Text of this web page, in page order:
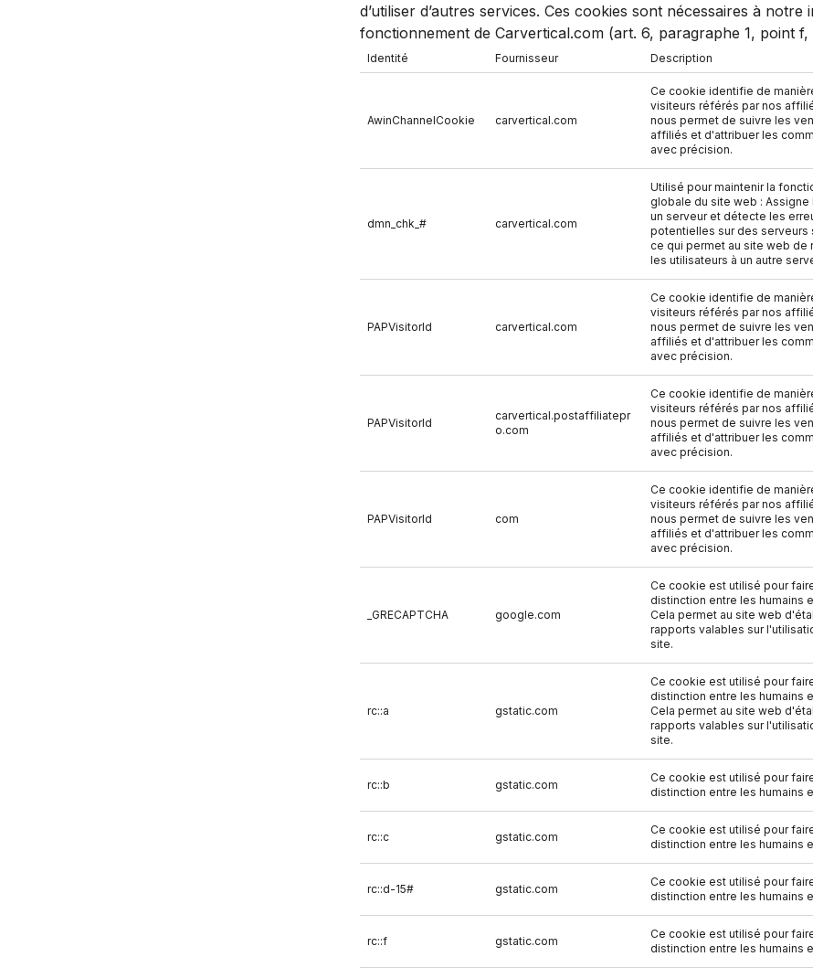
d’utiliser d’autres services. Ces cookies sont nécessaires à
fonctionnement de Carvertical.com (art. 6, paragraphe 1, point f,
Identité Fournisseur Description
AwinChannelCookie carvertical.com
Ce cookie identifie de
visiteurs référés par nos
nous permet de suivre les
affiliés et d'attribuer les
avec précision.
dmn_chk_# carvertical.com
Utilisé pour maintenir la
globale du site web : Assigne
un serveur et détecte les
potentielles sur des serveurs
ce qui permet au site web de
les utilisateurs à un autre
PAPVisitorId carvertical.com
Ce cookie identifie de
visiteurs référés par nos
nous permet de suivre les
affiliés et d'attribuer les
avec précision.
PAPVisitorId
carvertical.postaffiliatepr
o.com
Ce cookie identifie de
visiteurs référés par nos
nous permet de suivre les
affiliés et d'attribuer les
avec précision.
PAPVisitorId com
Ce cookie identifie de
visiteurs référés par nos
nous permet de suivre les
affiliés et d'attribuer les
avec précision.
_GRECAPTCHA google.com
Ce cookie est utilisé pour
distinction entre les humains
Cela permet au site web
rapports valables sur
site.
rc::a gstatic.com
Ce cookie est utilisé pour
distinction entre les humains
Cela permet au site web
rapports valables sur
site.
rc::b gstatic.com
Ce cookie est utilisé pour
distinction entre les humains
rc::c gstatic.com
Ce cookie est utilisé pour
distinction entre les humains
rc::d-15# gstatic.com
Ce cookie est utilisé pour
distinction entre les humains
rc::f gstatic.com
Ce cookie est utilisé pour
distinction entre les humains